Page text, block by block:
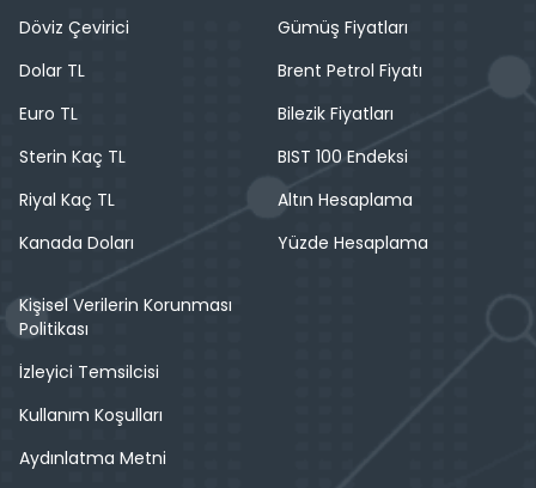
Döviz Çevirici
Dolar TL
Euro TL
Sterin Kaç TL
Riyal Kaç TL
Kanada Doları
Gümüş Fiyatları
Brent Petrol Fiyatı
Bilezik Fiyatları
BIST 100 Endeksi
Altın Hesaplama
Yüzde Hesaplama
Kişisel Verilerin Korunması
Politikası
İzleyici Temsilcisi
Kullanım Koşulları
Aydınlatma Metni